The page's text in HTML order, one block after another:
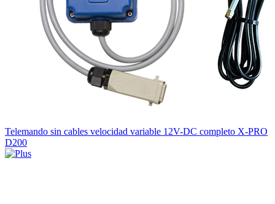
Telemando sin cables velocidad variable 12V-DC completo X-PRO
D200